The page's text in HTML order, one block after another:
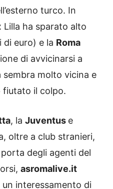
turco. In
Lilla ha sparato alto
di euro) e la Roma
di avvicinarsi a
molto vicina e
fiutato il colpo.
, la Juventus e
oltre a club stranieri,
degli agenti del
asromalive.it
interessamento di